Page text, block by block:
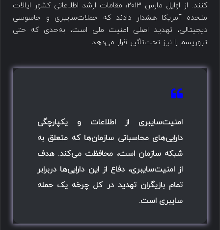
کنند. از اوایل مارس 2013، مقامات ارشد اطلاعاتی کشور ایالات
متحده آمریکا هشدار دادند که حملات‌سایبری و جاسوسی
دیجیتالی، تهدید اصلی امنیت ملی است، به‌حدی که حتی
تروریسم را نیز تحت‌تأثیر قرار می‌دهد.
امنیت‌سایبری از اطلاعات و یکپارچگی
دارایی‌های محاسباتی سازمان‌ها که متعلق به
شبکه سازمان است، محافظت می‌کند. هدف
از امنیت‌سایبری، دفاع از این دارایی‌ها دربرابر
تمام بازیگران تهدید در کل چرخه یک حمله
سایبری است.